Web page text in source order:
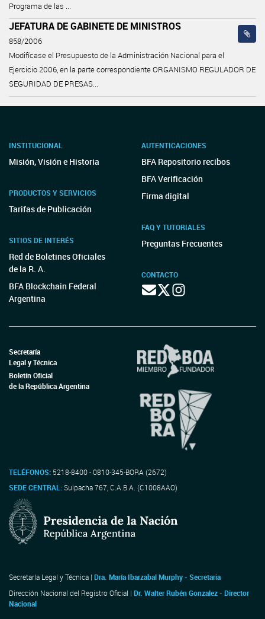
Programa de las ...
JEFATURA DE GABINETE DE MINISTROS
858/2006
Modifícase el Presupuesto de la Administración Nacional para el
Ejercicio 2006, en la parte correspondiente ORGANISMO REGULADOR DE
SEGURIDAD DE PRESAS...
INSTITUCIONAL
Misión, Visión e Historia
PRODUCTOS Y SERVICIOS
Tarifas de Publicación
SITIOS DE INTERÉS
Red de Boletines Oficiales
de la R. A.
BFA Blockchain Federal
Argentina
AUTENTICACIONES
BFA Repositorio recibos
BFA Verificación
Firma digital
FAQ Y TUTORIALES
Preguntas Frecuentes
CONTACTO
Secretaría
Legal y Técnica
Boletín Oficial
de la República Argentina
TELÉFONOS: 5218-8400 - 0810-345-BORA (2672)
SEDE CENTRAL:Suipacha 767, C.A.B.A. (C1008AAO)
Secretaría Legal y Técnica | Dra. María Ibarzabal Murphy - Secretaria
Dirección Nacional del Registro Oficial | Dr. Walter Rubén Gonzalez - Director
Nacional